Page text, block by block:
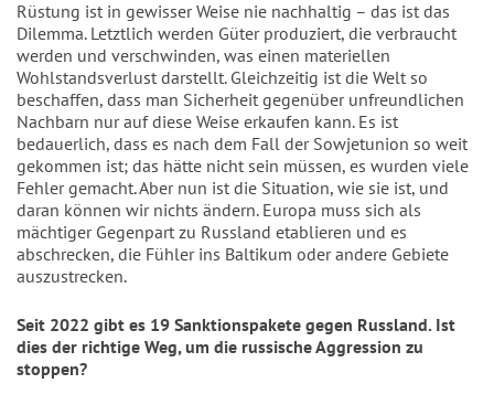
Rüstung ist in gewisser Weise nie nachhaltig – das ist das
Dilemma. Letztlich werden Güter produziert, die verbraucht
werden und verschwinden, was einen materiellen
Wohlstandsverlust darstellt. Gleichzeitig ist die Welt so
beschaffen, dass man Sicherheit gegenüber unfreundlichen
Nachbarn nur auf diese Weise erkaufen kann. Es ist
bedauerlich, dass es nach dem Fall der Sowjetunion so weit
gekommen ist; das hätte nicht sein müssen, es wurden viele
Fehler gemacht. Aber nun ist die Situation, wie sie ist, und
daran können wir nichts ändern. Europa muss sich als
mächtiger Gegenpart zu Russland etablieren und es
abschrecken, die Fühler ins Baltikum oder andere Gebiete
auszustrecken.
Seit 2022 gibt es 19 Sanktionspakete gegen Russland. Ist
dies der richtige Weg, um die russische Aggression zu
stoppen?